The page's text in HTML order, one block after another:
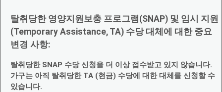
탈취당한 영양지원보충 프로그램(SNAP) 및 임시 지원
(Temporary Assistance, TA) 수당 대체에 대한 중요
변경 사항:
탈취당한 SNAP 수당 신청을 더 이상 접수받고 있지 않습니다.
가구는 아직 탈취당한 TA (현금) 수당에 대한 대체를 신청할 수
있습니다.